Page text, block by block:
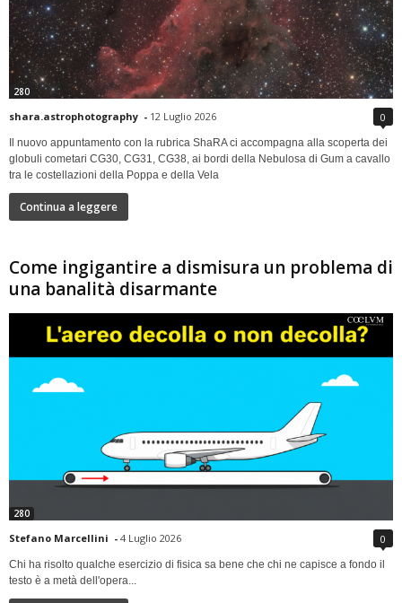
280
shara.astrophotography - 12 Luglio 2026 0
Il nuovo appuntamento con la rubrica ShaRA ci accompagna alla scoperta dei
globuli cometari CG30, CG31, CG38, ai bordi della Nebulosa di Gum a cavallo
tra le costellazioni della Poppa e della Vela
Continua a leggere
Come ingigantire a dismisura un problema di
una banalità disarmante
280
Stefano Marcellini - 4 Luglio 2026 0
Chi ha risolto qualche esercizio di fisica sa bene che chi ne capisce a fondo il
testo è a metà dell'opera...